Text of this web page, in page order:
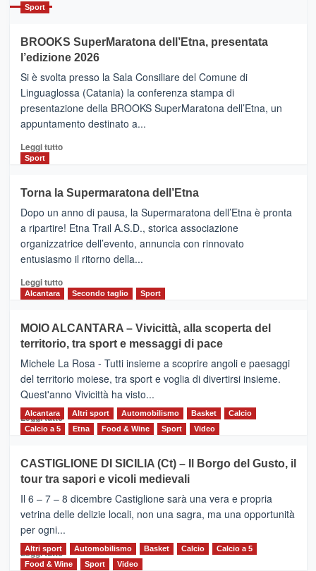
con
la
Al
via
i
collegamenti
Sport
BROOKS SuperMaratona dell’Etna, presentata
l’edizione 2026
Si è svolta presso la Sala Consiliare del Comune di
Linguaglossa (Catania) la conferenza stampa di
presentazione della BROOKS SuperMaratona dell’Etna, un
appuntamento destinato a...
Leggi tuttoLeggi
BROOKS
SuperMaratona
dell’Etna,
presentata
l’edizione
2026
Sport
Torna la Supermaratona dell’Etna
Dopo un anno di pausa, la Supermaratona dell’Etna è pronta
a ripartire! Etna Trail A.S.D., storica associazione
organizzatrice dell’evento, annuncia con rinnovato
entusiasmo il ritorno della...
Leggi tuttoLeggi
Torna
la
Supermaratona
dell’Etna
Alcantara Secondo taglio Sport
MOIO ALCANTARA – Vivicittà, alla scoperta del
territorio, tra sport e messaggi di pace
Michele La Rosa - Tutti insieme a scoprire angoli e paesaggi
del territorio moiese, tra sport e voglia di divertirsi insieme.
Quest'anno Vivicittà ha visto...
Leggi tutto Leggi
MOIO
ALCANTARA
–
Vivicittà,
alla
scoperta
del
territorio,
Alcantara Altri sport Automobilismo Basket
Calcio
Calcio a 5
Etna Food & Wine Sport Video
CASTIGLIONE DI SICILIA (Ct) – Il Borgo del Gusto, il
tour tra sapori e vicoli medievali
Il 6 – 7 – 8 dicembre Castiglione sarà una vera e propria
vetrina delle delizie locali, non una sagra, ma una opportunità
per ogni...
Leggi tuttoLeggi
di
Altri sport Automobilismo Basket Calcio
Calcio a 5
Food & Wine
Sport Video